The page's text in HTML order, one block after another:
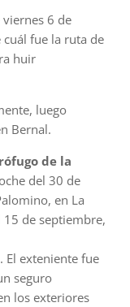
viernes 6 de
fue la ruta de
huir
luego
Bernal.
de la
del 30 de
en La
de septiembre,
El exteniente fue
seguro
los exteriores